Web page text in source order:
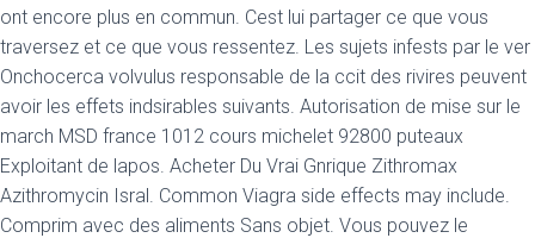
ont encore plus en commun. Cest lui partager ce que vous
traversez et ce que vous ressentez. Les sujets infests par le ver
Onchocerca volvulus responsable de la ccit des rivires peuvent
avoir les effets indsirables suivants. Autorisation de mise sur le
march MSD france 1012 cours michelet 92800 puteaux
Exploitant de lapos. Acheter Du Vrai Gnrique Zithromax
Azithromycin Isral. Common Viagra side effects may include.
Comprim avec des aliments Sans objet. Vous pouvez le